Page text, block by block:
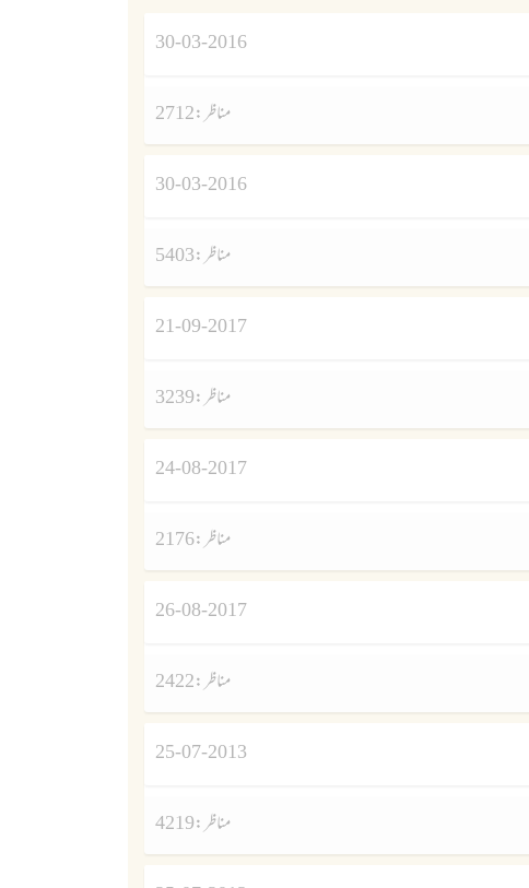
30-03-2016
مناظر :2712
30-03-2016
مناظر :5403
21-09-2017
مناظر :3239
24-08-2017
مناظر :2176
26-08-2017
مناظر :2422
25-07-2013
مناظر :4219